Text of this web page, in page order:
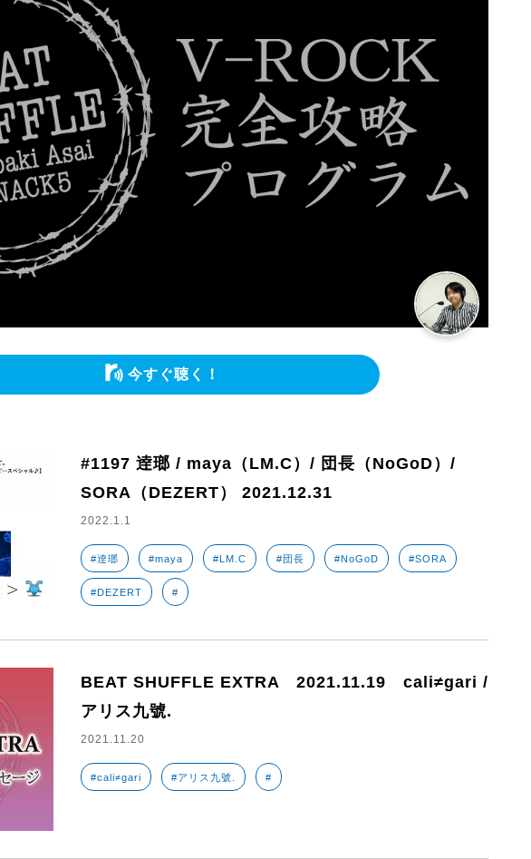
今すぐ聴く！
#1197 逹瑯 / maya（LM.C）/ 団長（NoGoD）/
SORA（DEZERT） 2021.12.31
2022.1.1
#逹瑯 #maya #LM.C #団長 #NoGoD #SORA
#DEZERT #
BEAT SHUFFLE EXTRA 2021.11.19 cali≠gari /
アリス九號.
2021.11.20
#cali≠gari #アリス九號. #